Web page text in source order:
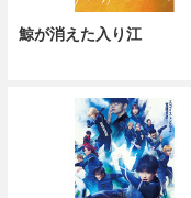
鯨が消えた入り江